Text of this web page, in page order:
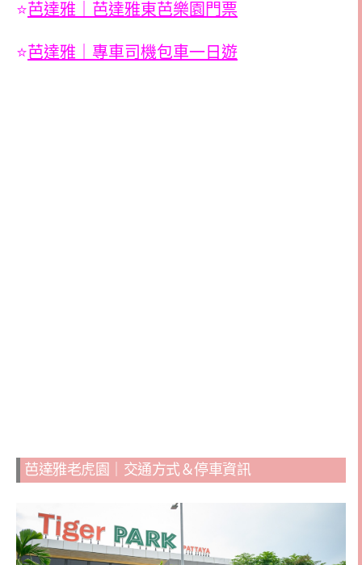
⭐芭達雅｜芭達雅東芭樂園門票
⭐芭達雅｜專車司機包車一日遊
芭達雅老虎園｜交通方式＆停車資訊